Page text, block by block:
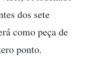
dos sete
como peça de
ponto.